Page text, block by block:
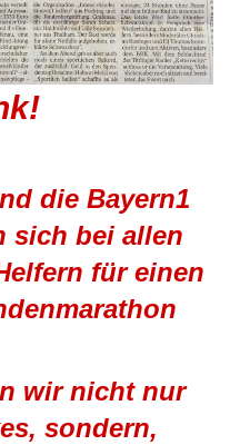
die Bayern1
sich bei allen
für einen
wir nicht nur
sondern,